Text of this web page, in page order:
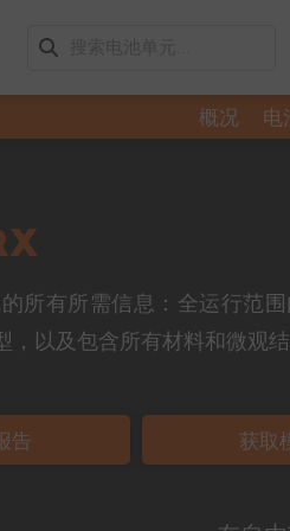
概况 电
所有所需信息：全运行范
以及包含所有材料和微观
告 获取